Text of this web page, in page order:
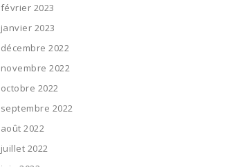
février 2023
janvier 2023
décembre 2022
novembre 2022
octobre 2022
septembre 2022
août 2022
juillet 2022